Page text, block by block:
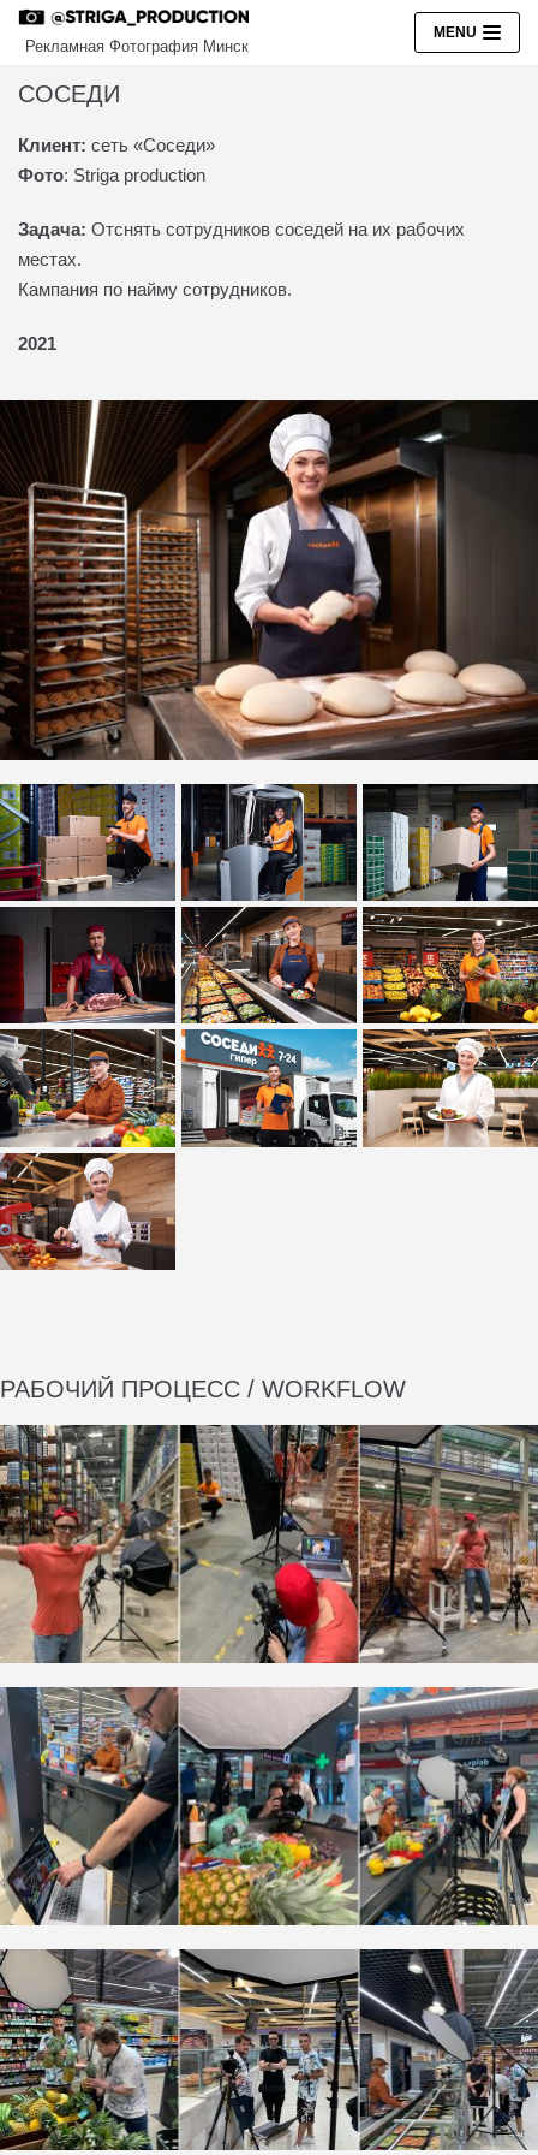
Перейти
к
содержимому
Рекламная Фотография Минск
MENU
РЕКЛАМА
БИЗНЕС ПОРТРЕТЫ
КОНТАКТЫ
СОСЕДИ
Клиент: сеть «Соседи»
Фото: Striga production
Задача: Отснять сотрудников соседей на их рабочих
местах.
Кампания по найму сотрудников.
2021
РАБОЧИЙ ПРОЦЕСС / WORKFLOW